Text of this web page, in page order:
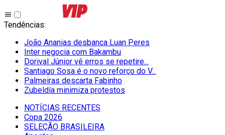
Tendências:
João Ananias desbanca Luan Peres
Inter negocia com Bakambu
Dorival Júnior vê erros se repetire...
Santiago Sosa é o novo reforço do V...
Palmeiras descarta Fabinho
Zubeldía minimiza protestos
NOTÍCIAS RECENTES
Copa 2026
SELEÇÃO BRASILEIRA